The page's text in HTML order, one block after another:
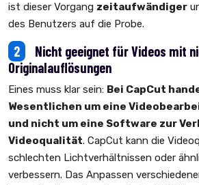
ist dieser Vorgang zeitaufwändiger
des Benutzers auf die Probe.
2
Nicht geeignet für Videos mit
Originalauflösungen
Eines muss klar sein: Bei CapCut
Wesentlichen um eine
und nicht um eine Software zur
Videoqualität. CapCut kann die
schlechten Lichtverhältnissen oder
verbessern. Das Anpassen